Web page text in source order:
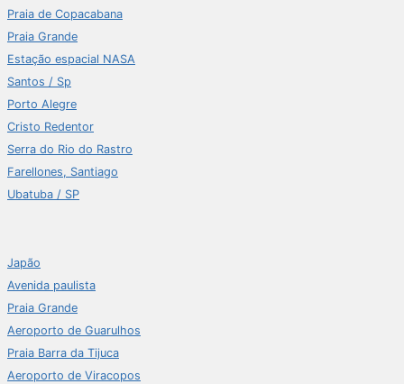
Praia de Copacabana
Praia Grande
Estação espacial NASA
Santos / Sp
Porto Alegre
Cristo Redentor
Serra do Rio do Rastro
Farellones, Santiago
Ubatuba / SP
Japão
Avenida paulista
Praia Grande
Aeroporto de Guarulhos
Praia Barra da Tijuca
Aeroporto de Viracopos